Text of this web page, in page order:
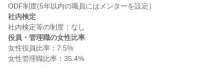
社内検定
役員・管理職の女性比率
女性役員比率：7.5%